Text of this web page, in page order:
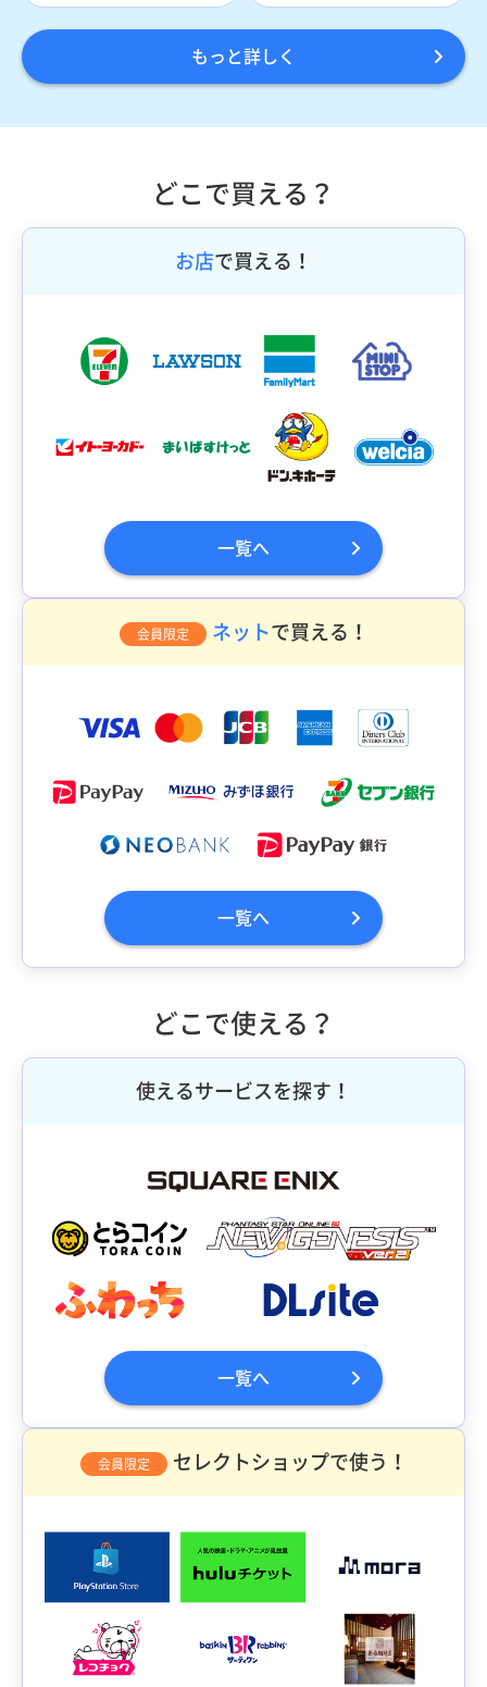
もっと詳しく
どこで買える？
お店で買える！
一覧へ
会員限定 ネットで買える！
一覧へ
どこで使える？
使えるサービスを探す！
一覧へ
会員限定 セレクトショップで使う！